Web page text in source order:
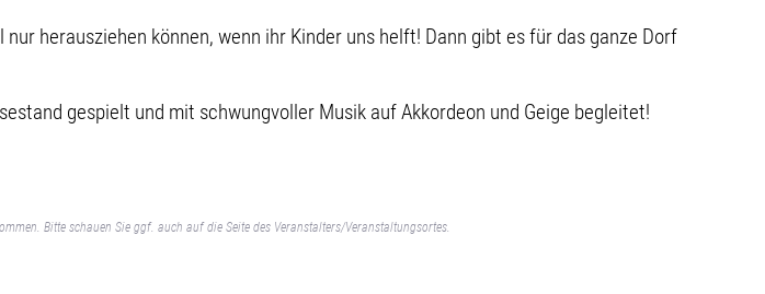
herausziehen können, wenn ihr Kinder uns helft! Dann gibt es für das ganze Dorf
gespielt und mit schwungvoller Musik auf Akkordeon und Geige begleitet!
Bitte schauen Sie ggf. auch auf die Seite des Veranstalters/Veranstaltungsortes.